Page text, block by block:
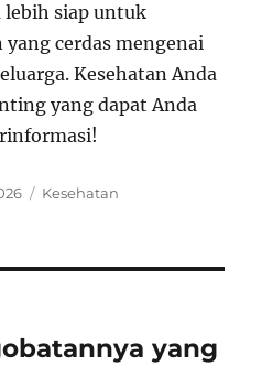
lebih siap untuk
cerdas mengenai
Kesehatan Anda
yang dapat Anda
Categories
Kesehatan
yang